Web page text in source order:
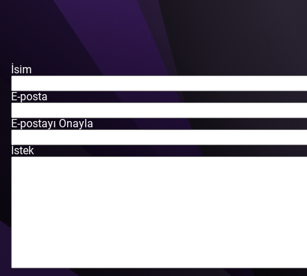
İsim
E-posta
E-postayı Onayla
İstek